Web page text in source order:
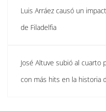
Luis Arráez causó un
de Filadelfia
José Altuve subió al
con más hits en la historia